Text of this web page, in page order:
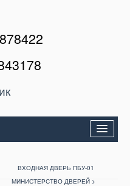
ВХОДНАЯ ДВЕРЬ ПБУ-01
МИНИСТЕРСТВО ДВЕРЕЙ >